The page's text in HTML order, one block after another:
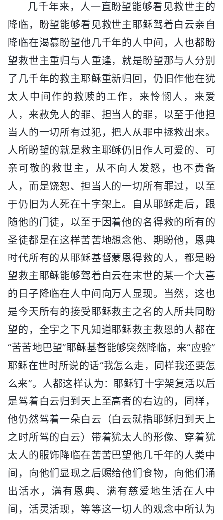
几千年来，人一直盼望能够看见救世主的
降临，盼望能够看见救世主耶稣驾着白云亲自
降临在渴慕盼望他几千年的人中间，人也都盼
望救世主重归与人重逢，就是盼望那与人分别
了几千年的救主耶稣重新归回，仍旧作他在犹
太人中间作的救赎的工作，来怜悯人，来爱
人，来赦免人的罪、担当人的罪，以至于他担
当人的一切所有过犯，把人从罪中拯救出来。
人所盼望的就是救主耶稣仍旧作人可爱的、可
亲可敬的救世主，从不向人发怒，也不责备
人，而是饶恕、担当人的一切所有罪过，以至
于仍旧为人死在十字架上。自从耶稣走后，跟
随他的门徒，以至于因着他的名得救的所有的
圣徒都是在这样苦苦地想念他、期盼他，恩典
时代所有的从耶稣基督蒙恩得救的人，都是盼
望救主耶稣能够驾着白云在末世的某一个大喜
的日子降临在人中间向万人显现。当然，这也
是今天所有的接受耶稣救主之名的人所共同盼
望的，全宇之下凡知道耶稣救主救恩的人都在
“苦苦地巴望”耶稣基督能够突然降临，来“应验”
耶稣在世时所说的话“我怎么走，同样我还要怎
么来”。人都这样认为：耶稣钉十字架复活以后
是驾着白云归到天上至高者的右边的，同样，
他仍然驾着一朵白云（白云就指耶稣归到天上
之时所驾的白云）带着犹太人的形像、穿着犹
太人的服饰降临在苦苦巴望他几千年的人类中
间，向他们显现之后赐给他们食物，向他们涌
出活水，满有恩典、满有慈爱地生活在人中
间，活灵活现，等等这一切人的观念中所认为